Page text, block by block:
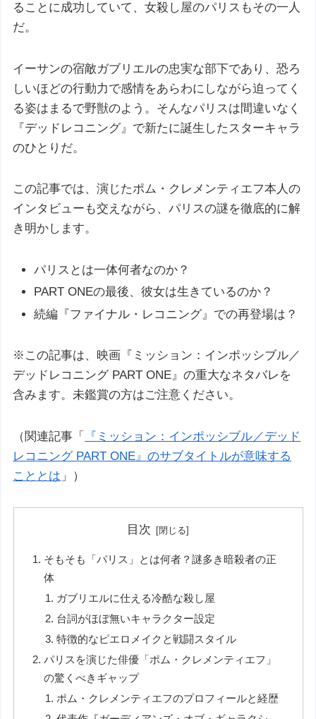
ることに成功していて、女殺し屋のパリスもその一人
だ。
イーサンの宿敵ガブリエルの忠実な部下であり、恐ろ
しいほどの行動力で感情をあらわにしながら迫ってく
る姿はまるで野獣のよう。そんなパリスは間違いなく
『デッドレコニング』で新たに誕生したスターキャラ
のひとりだ。
この記事では、演じたポム・クレメンティエフ本人の
インタビューも交えながら、パリスの謎を徹底的に解
き明かします。
パリスとは一体何者なのか？
PART ONEの最後、彼女は生きているのか？
続編『ファイナル・レコニング』での再登場は？
※この記事は、映画『ミッション：インポッシブル／
デッドレコニング PART ONE』の重大なネタバレを
含みます。未鑑賞の方はご注意ください。
（関連記事「
『ミッション：インポッシブル／デッド
レコニング PART ONE』のサブタイトルが意味する
こととは 」）
目次
そもそも「パリス」とは何者？謎多き暗殺者の正
体
ガブリエルに仕える冷酷な殺し屋
台詞がほぼ無いキャラクター設定
特徴的なピエロメイクと戦闘スタイル
パリスを演じた俳優「ポム・クレメンティエフ」
の驚くべきギャップ
ポム・クレメンティエフのプロフィールと経歴